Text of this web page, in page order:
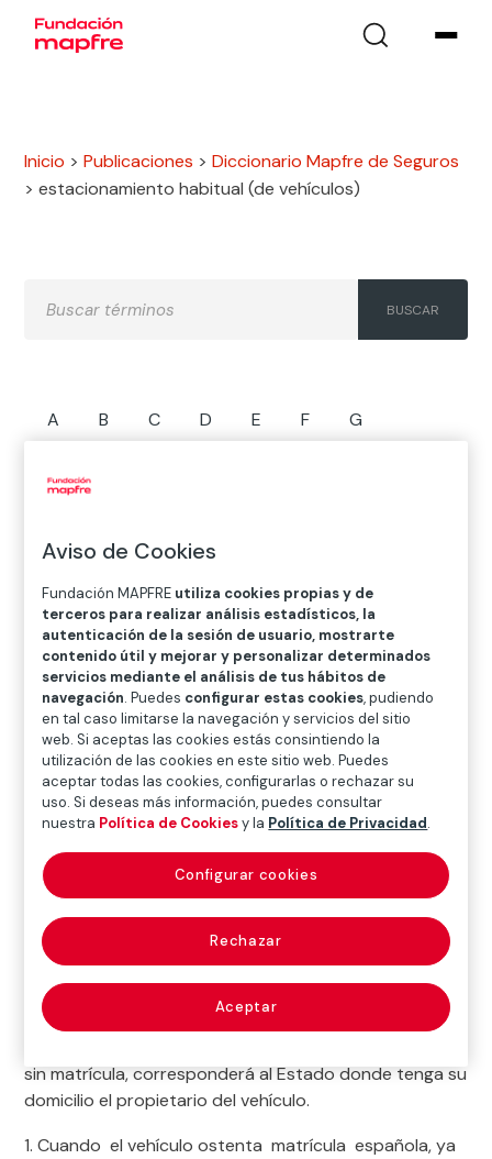
Inicio >Publicaciones >Diccionario Mapfre de Seguros
>estacionamiento habitual (de vehículos)
A B C D E F
G
V
W X Y
Diccionario de seguros
estacionamiento
habitual (de
vehículos) (country
of vehicle
registration)
Expresión que se utiliza en el Seguro Obligatorio de
Responsabilidad Civil del Automóvil para al Estado
miembro de la UE en donde el vehículo ha sido
sin matrícula, corresponderá al Estado donde tenga su
domicilio el propietario del vehículo.
Cuando el vehículo ostenta matrícula española, ya
Aviso de Cookies
Fundación MAPFRE utiliza cookies propias y de
terceros para realizar análisis estadísticos, la
autenticación de la sesión de usuario, mostrarte
contenido útil y mejorar y personalizar determinados
servicios mediante el análisis de tus hábitos de
navegación. Puedes configurar estas cookies, pudiendo
en tal caso limitarse la navegación y servicios del sitio
web. Si aceptas las cookies estás consintiendo la
utilización de las cookies en este sitio web. Puedes
aceptar todas las cookies, configurarlas o rechazar su
uso. Si deseas más información, puedes consultar
nuestra Política de Cookiesy la Política de Privacidad.
Rechazar
Aceptar
Configurar cookies